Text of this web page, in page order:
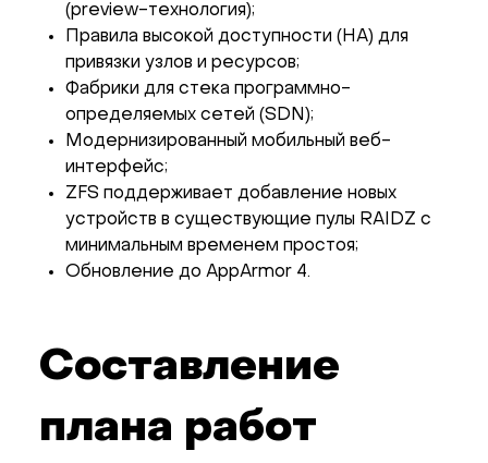
(preview-технология);
Правила высокой доступности (HA) для
привязки узлов и ресурсов;
Фабрики для стека программно-
определяемых сетей (SDN);
Модернизированный мобильный веб-
интерфейс;
ZFS поддерживает добавление новых
устройств в существующие пулы RAIDZ с
минимальным временем простоя;
Обновление до AppArmor 4.
Составление
плана работ